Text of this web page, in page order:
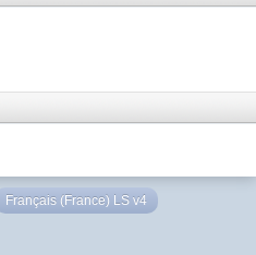
Français (France) LS v4